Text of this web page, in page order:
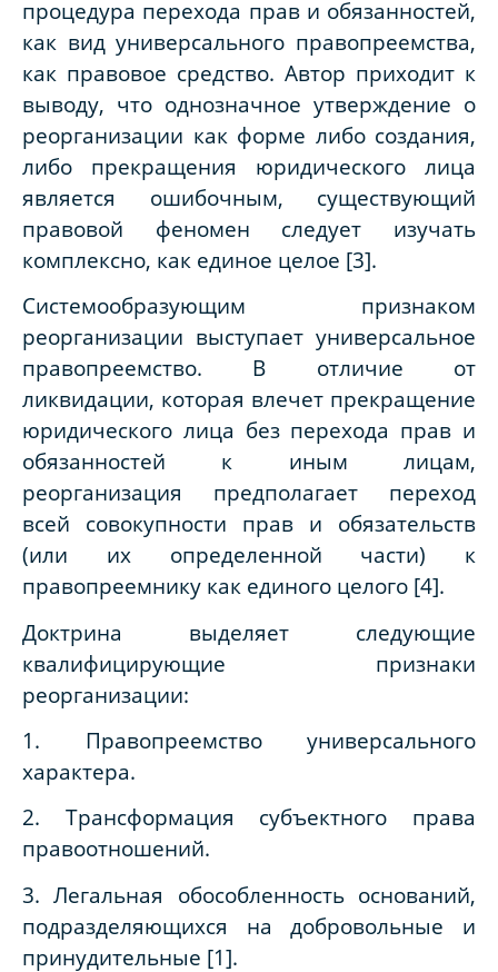
процедура перехода прав и обязанностей,
как вид универсального правопреемства,
как правовое средство. Автор приходит к
выводу, что однозначное утверждение о
реорганизации как форме либо создания,
либо прекращения юридического лица
является ошибочным, существующий
правовой феномен следует изучать
комплексно, как единое целое [3].
Системообразующим признаком
реорганизации выступает универсальное
правопреемство. В отличие от
ликвидации, которая влечет прекращение
юридического лица без перехода прав и
обязанностей к иным лицам,
реорганизация предполагает переход
всей совокупности прав и обязательств
(или их определенной части) к
правопреемнику как единого целого [4].
Доктрина выделяет следующие
квалифицирующие признаки
реорганизации:
1. Правопреемство универсального
характера.
2. Трансформация субъектного права
правоотношений.
3. Легальная обособленность оснований,
подразделяющихся на добровольные и
принудительные [1].